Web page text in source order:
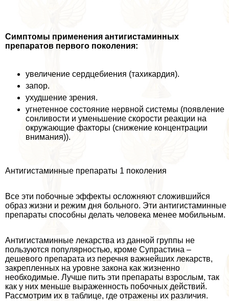
Симптомы применения антигистаминных
препаратов первого поколения:
увеличение сердцебиения (тахикардия).
запор.
ухудшение зрения.
угнетенное состояние нервной системы (появление
сонливости и уменьшение скорости реакции на
окружающие факторы (снижение концентрации
внимания)).
Антигистаминные препараты 1 поколения
Все эти побочные эффекты осложняют сложившийся
образ жизни и режим дня больного. Эти антигистаминные
препараты способны делать человека менее мобильным.
Антигистаминные лекарства из данной группы не
пользуются популярностью, кроме Супрастина –
дешевого препарата из перечня важнейших лекарств,
закрепленных на уровне закона как жизненно
необходимые. Лучше пить эти препараты взрослым, так
как у них меньше выраженность побочных действий.
Рассмотрим их в таблице, где отражены их различия.